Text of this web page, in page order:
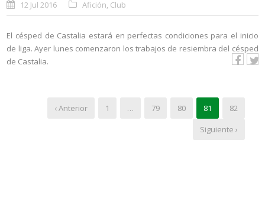
12 Jul 2016 Afición, Club
El césped de Castalia estará en perfectas condiciones para el inicio
de liga. Ayer lunes comenzaron los trabajos de resiembra del césped
de Castalia.
‹ Anterior 1 … 79 80 81
82
Siguiente ›